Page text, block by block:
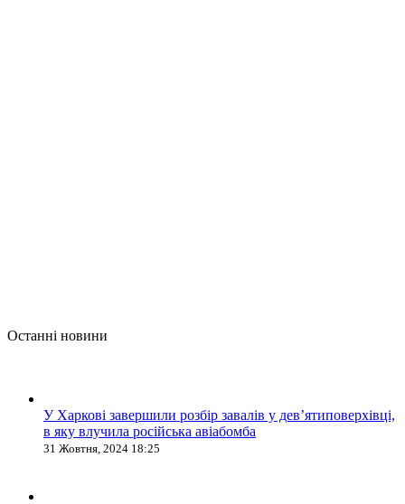
Останні новини
У Харкові завершили розбір завалів у дев’ятиповерхівці,
в яку влучила російська авіабомба
31 Жовтня, 2024 18:25